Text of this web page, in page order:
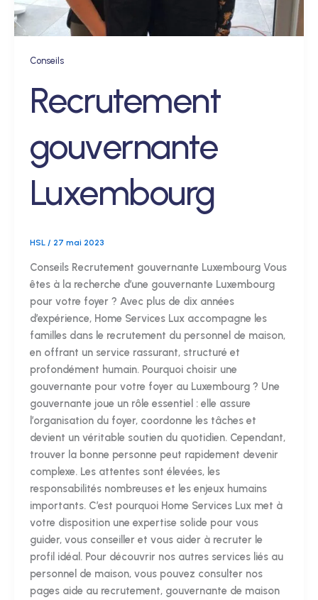
Conseils
Recrutement
gouvernante
Luxembourg
HSL / 27 mai 2023
Conseils Recrutement gouvernante Luxembourg Vous
êtes à la recherche d’une gouvernante Luxembourg
pour votre foyer ? Avec plus de dix années
d’expérience, Home Services Lux accompagne les
familles dans le recrutement du personnel de maison,
en offrant un service rassurant, structuré et
profondément humain. Pourquoi choisir une
gouvernante pour votre foyer au Luxembourg ? Une
gouvernante joue un rôle essentiel : elle assure
l’organisation du foyer, coordonne les tâches et
devient un véritable soutien du quotidien. Cependant,
trouver la bonne personne peut rapidement devenir
complexe. Les attentes sont élevées, les
responsabilités nombreuses et les enjeux humains
importants. C’est pourquoi Home Services Lux met à
votre disposition une expertise solide pour vous
guider, vous conseiller et vous aider à recruter le
profil idéal. Pour découvrir nos autres services liés au
personnel de maison, vous pouvez consulter nos
pages aide au recrutement, gouvernante de maison